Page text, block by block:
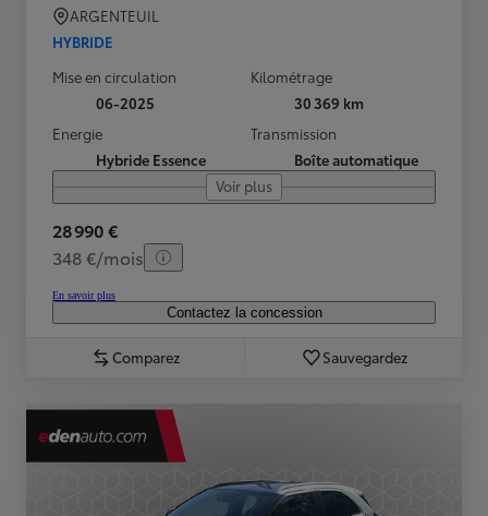
ARGENTEUIL
HYBRIDE
Mise en circulation
06-2025
Kilométrage
30 369 km
Energie
Hybride Essence
Transmission
Boîte automatique
Voir plus
28 990 €
348 €/mois
En savoir plus
Contactez la concession
Comparez Sauvegardez